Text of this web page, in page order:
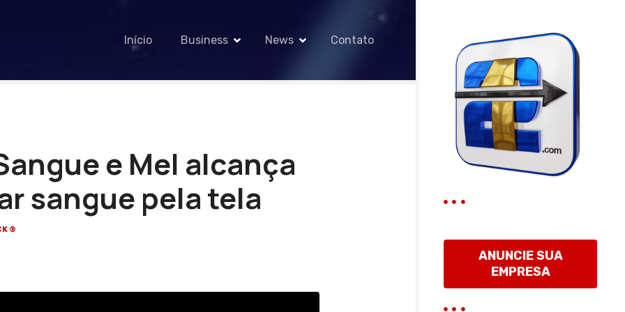
Início Business News Contato
e Mel alcança
sangue pela tela
ANUNCIE SUA
EMPRESA